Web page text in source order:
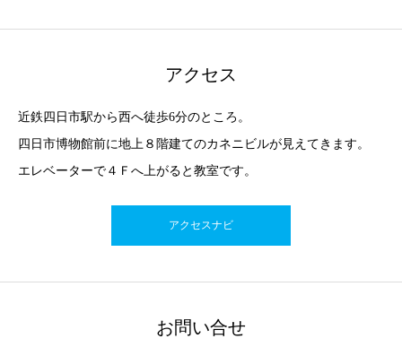
アクセス
近鉄四日市駅から西へ徒歩6分のところ。
四日市博物館前に地上８階建てのカネニビルが見えてきます。
エレベーターで４Ｆへ上がると教室です。
アクセスナビ
お問い合せ